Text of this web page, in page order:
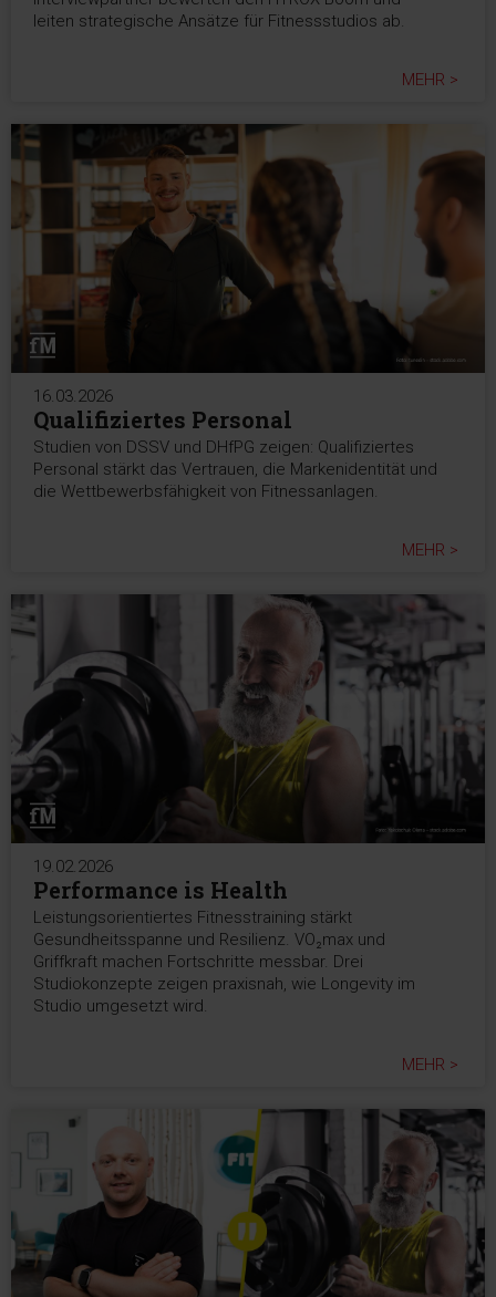
leiten strategische Ansätze für Fitnessstudios ab.
MEHR >
16.03.2026
Qualifiziertes Personal
Studien von DSSV und DHfPG zeigen: Qualifiziertes
Personal stärkt das Vertrauen, die Markenidentität und
die Wettbewerbsfähigkeit von Fitnessanlagen.
MEHR >
19.02.2026
Performance is Health
Leistungsorientiertes Fitnesstraining stärkt
Gesundheitsspanne und Resilienz. VO₂max und
Griffkraft machen Fortschritte messbar. Drei
Studiokonzepte zeigen praxisnah, wie Longevity im
Studio umgesetzt wird.
MEHR >